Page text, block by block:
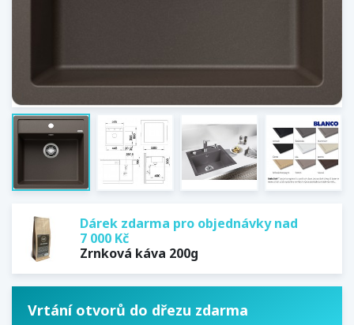
Dárek zdarma pro objednávky nad
7 000 Kč
Zrnková káva 200g
Vrtání otvorů do dřezu zdarma